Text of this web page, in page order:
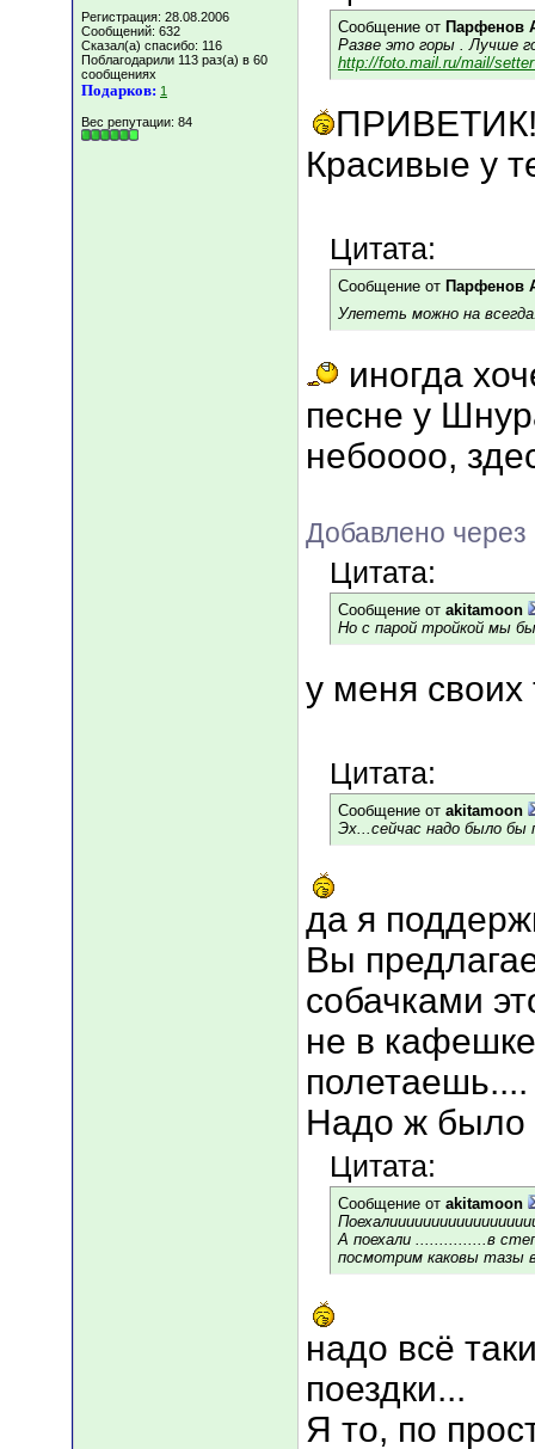
Регистрация: 28.08.2006
Сообщений: 632
Сказал(а) спасибо: 116
Поблагодарили 113 раз(а) в 60
сообщениях
Подарков: 1
Вес репутации: 84
Сообщение от Парфенов
Разве это горы . Лучше
http://foto.mail.ru/mail/
Красивые у
Цитата:
Сообщение от Парфенов
Улететь можно на
иногда
песне у
небоооо,
Добавлено
Цитата:
Сообщение от akitamoon
Но с парой тройкой мы
у меня своих
Цитата:
Сообщение от akitamoon
Эх...сейчас надо было бы
да я
Вы
собачками
не в
полетаешь....
Надо ж было
Цитата:
Сообщение от akitamoon
А поехали ...............в
посмотрим каковы тазы
надо всё
поездки...
Я то, по